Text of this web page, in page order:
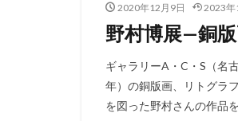
2020年12月9日 2023年
野村博展—銅
ギャラリーA・C・S（
年）の銅版画、リトグラ
を図った野村さんの作品